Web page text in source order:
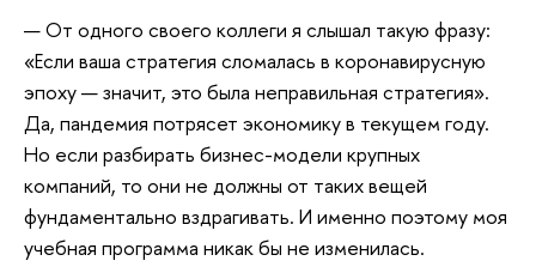
— От одного своего коллеги я слышал такую фразу:
«Если ваша стратегия сломалась в коронавирусную
эпоху — значит, это была неправильная стратегия».
Да, пандемия потрясет экономику в текущем году.
Но если разбирать бизнес-модели крупных
компаний, то они не должны от таких вещей
фундаментально вздрагивать. И именно поэтому моя
учебная программа никак бы не изменилась.